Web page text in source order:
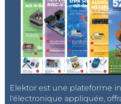
Elektor est une plateforme
l'électronique appliquée,